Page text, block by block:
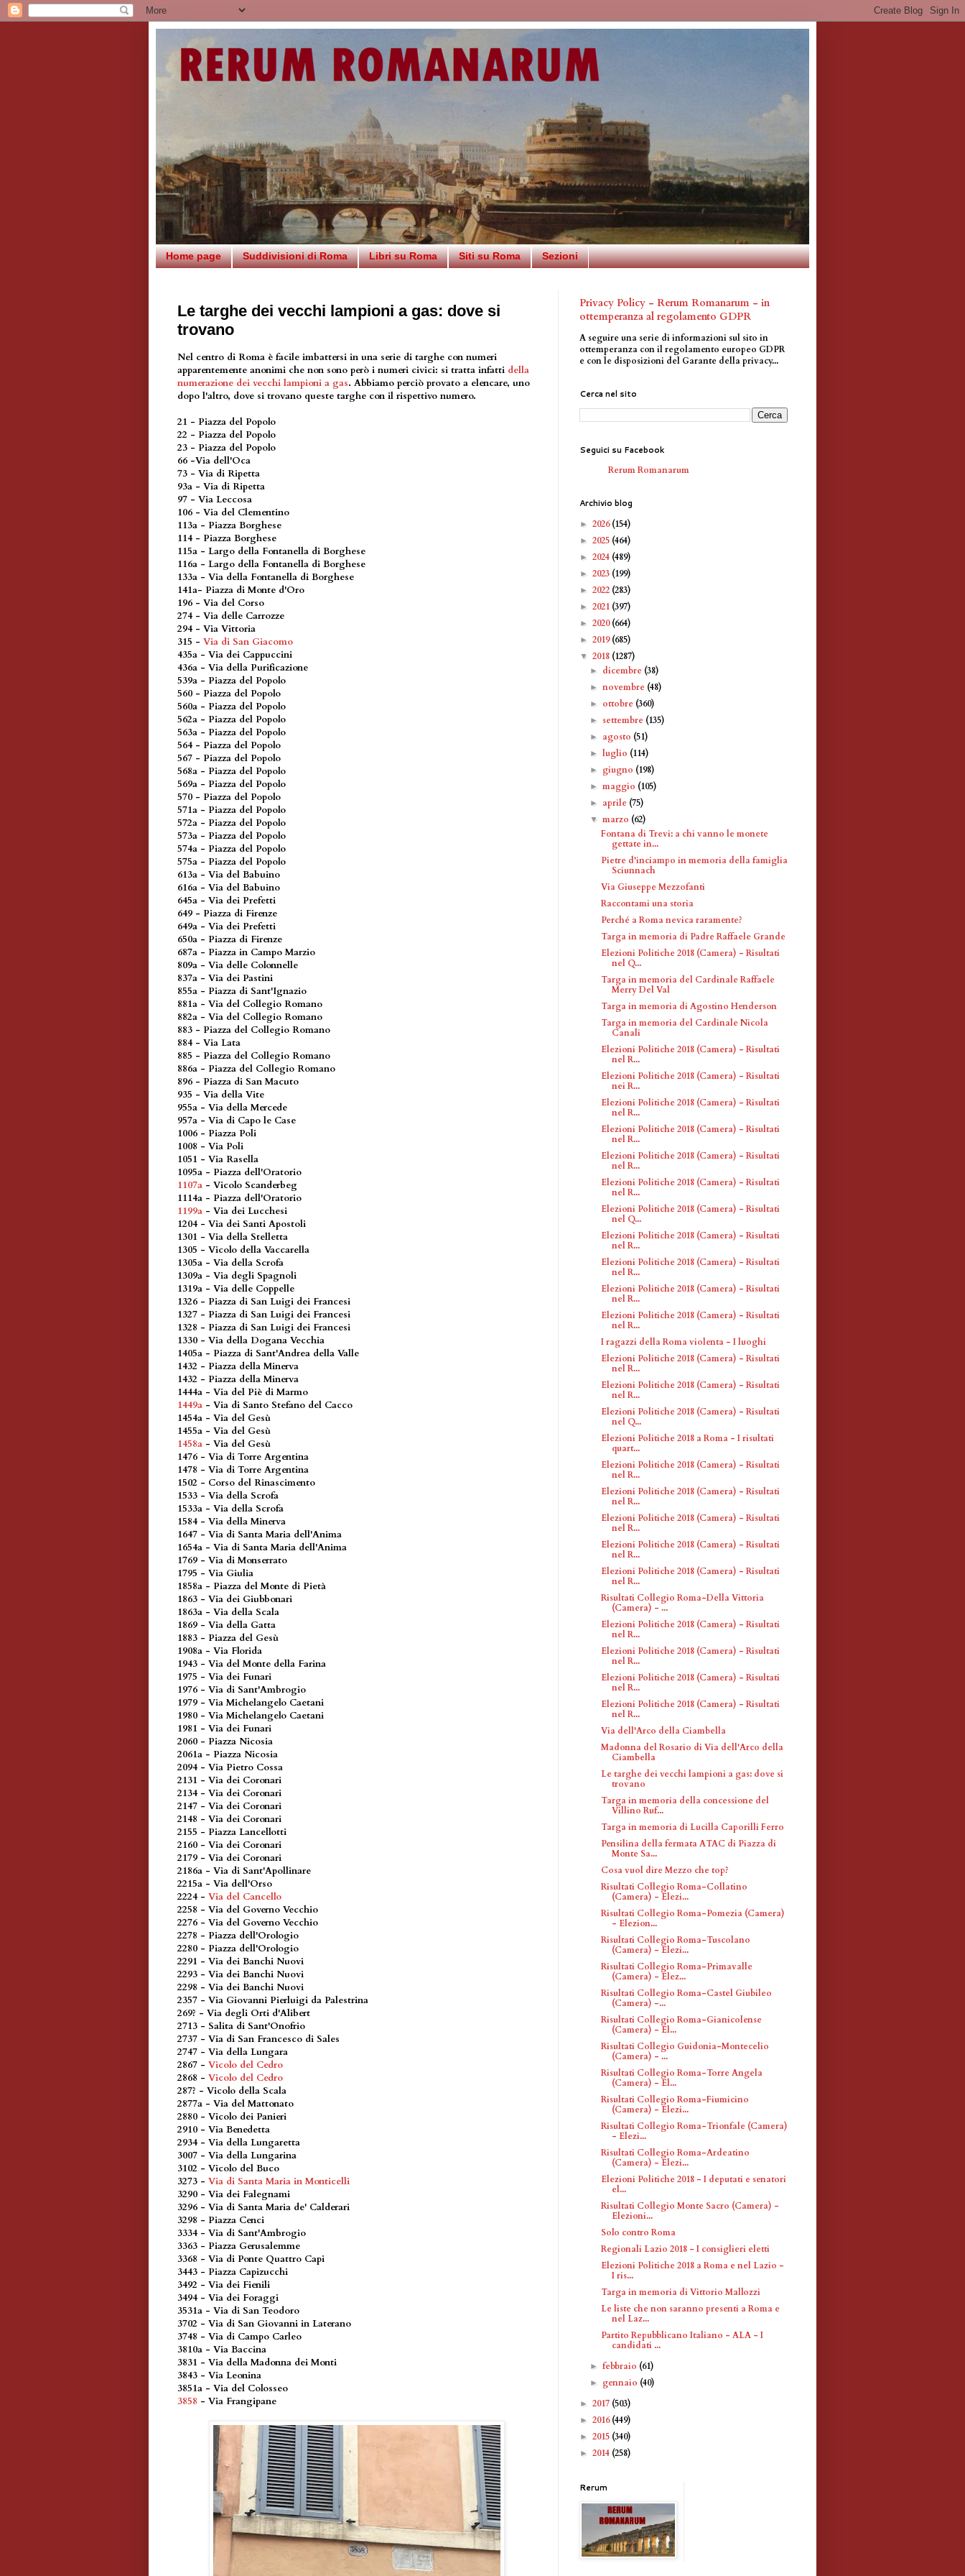
Home page Suddivisioni di Roma Libri su Roma Siti su Roma Sezioni
Le targhe dei vecchi lampioni a gas: dove si
trovano
Nel centro di Roma è facile imbattersi in una serie di targhe con numeri
apparentemente anonimi che non sono però i numeri civici: si tratta infatti della
numerazione dei vecchi lampioni a gas. Abbiamo perciò provato a elencare, uno
dopo l'altro, dove si trovano queste targhe con il rispettivo numero.
21 - Piazza del Popolo
22 - Piazza del Popolo
23 - Piazza del Popolo
66 -Via dell'Oca
73 - Via di Ripetta
93a - Via di Ripetta
97 - Via Leccosa
106 - Via del Clementino
113a - Piazza Borghese
114 - Piazza Borghese
115a - Largo della Fontanella di Borghese
116a - Largo della Fontanella di Borghese
133a - Via della Fontanella di Borghese
141a- Piazza di Monte d'Oro
196 - Via del Corso
274 - Via delle Carrozze
294 - Via Vittoria
315 - Via di San Giacomo
435a - Via dei Cappuccini
436a - Via della Purificazione
539a - Piazza del Popolo
560 - Piazza del Popolo
560a - Piazza del Popolo
562a - Piazza del Popolo
563a - Piazza del Popolo
564 - Piazza del Popolo
567 - Piazza del Popolo
568a - Piazza del Popolo
569a - Piazza del Popolo
570 - Piazza del Popolo
571a - Piazza del Popolo
572a - Piazza del Popolo
573a - Piazza del Popolo
574a - Piazza del Popolo
575a - Piazza del Popolo
613a - Via del Babuino
616a - Via del Babuino
645a - Via dei Prefetti
649 - Piazza di Firenze
649a - Via dei Prefetti
650a - Piazza di Firenze
687a - Piazza in Campo Marzio
809a - Via delle Colonnelle
837a - Via dei Pastini
855a - Piazza di Sant'Ignazio
881a - Via del Collegio Romano
882a - Via del Collegio Romano
883 - Piazza del Collegio Romano
884 - Via Lata
885 - Piazza del Collegio Romano
886a - Piazza del Collegio Romano
896 - Piazza di San Macuto
935 - Via della Vite
955a - Via della Mercede
957a - Via di Capo le Case
1006 - Piazza Poli
1008 - Via Poli
1051 - Via Rasella
1095a - Piazza dell'Oratorio
1107a - Vicolo Scanderbeg
1114a - Piazza dell'Oratorio
1199a - Via dei Lucchesi
1204 - Via dei Santi Apostoli
1301 - Via della Stelletta
1305 - Vicolo della Vaccarella
1305a - Via della Scrofa
1309a - Via degli Spagnoli
1319a - Via delle Coppelle
1326 - Piazza di San Luigi dei Francesi
1327 - Piazza di San Luigi dei Francesi
1328 - Piazza di San Luigi dei Francesi
1330 - Via della Dogana Vecchia
1405a - Piazza di Sant'Andrea della Valle
1432 - Piazza della Minerva
1432 - Piazza della Minerva
1444a - Via del Piè di Marmo
1449a - Via di Santo Stefano del Cacco
1454a - Via del Gesù
1455a - Via del Gesù
1458a - Via del Gesù
1476 - Via di Torre Argentina
1478 - Via di Torre Argentina
1502 - Corso del Rinascimento
1533 - Via della Scrofa
1533a - Via della Scrofa
1584 - Via della Minerva
1647 - Via di Santa Maria dell'Anima
1654a - Via di Santa Maria dell'Anima
1769 - Via di Monserrato
1795 - Via Giulia
1858a - Piazza del Monte di Pietà
1863 - Via dei Giubbonari
1863a - Via della Scala
1869 - Via della Gatta
1883 - Piazza del Gesù
1908a - Via Florida
1943 - Via del Monte della Farina
1975 - Via dei Funari
1976 - Via di Sant'Ambrogio
1979 - Via Michelangelo Caetani
1980 - Via Michelangelo Caetani
1981 - Via dei Funari
2060 - Piazza Nicosia
2061a - Piazza Nicosia
2094 - Via Pietro Cossa
2131 - Via dei Coronari
2134 - Via dei Coronari
2147 - Via dei Coronari
2148 - Via dei Coronari
2155 - Piazza Lancellotti
2160 - Via dei Coronari
2179 - Via dei Coronari
2186a - Via di Sant'Apollinare
2215a - Via dell'Orso
2224 - Via del Cancello
2258 - Via del Governo Vecchio
2276 - Via del Governo Vecchio
2278 - Piazza dell'Orologio
2280 - Piazza dell'Orologio
2291 - Via dei Banchi Nuovi
2293 - Via dei Banchi Nuovi
2298 - Via dei Banchi Nuovi
2357 - Via Giovanni Pierluigi da Palestrina
269? - Via degli Orti d'Alibert
2713 - Salita di Sant'Onofrio
2737 - Via di San Francesco di Sales
2747 - Via della Lungara
2867 - Vicolo del Cedro
2868 - Vicolo del Cedro
287? - Vicolo della Scala
2877a - Via del Mattonato
2880 - Vicolo dei Panieri
2910 - Via Benedetta
2934 - Via della Lungaretta
3007 - Via della Lungarina
3102 - Vicolo del Buco
3273 - Via di Santa Maria in Monticelli
3290 - Via dei Falegnami
3296 - Via di Santa Maria de' Calderari
3298 - Piazza Cenci
3334 - Via di Sant'Ambrogio
3363 - Piazza Gerusalemme
3368 - Via di Ponte Quattro Capi
3443 - Piazza Capizucchi
3492 - Via dei Fienili
3494 - Via dei Foraggi
3531a - Via di San Teodoro
3702 - Via di San Giovanni in Laterano
3748 - Via di Campo Carleo
3810a - Via Baccina
3831 - Via della Madonna dei Monti
3843 - Via Leonina
3851a - Via del Colosseo
3858 - Via Frangipane
Privacy Policy - Rerum Romanarum - in
ottemperanza al regolamento GDPR
A seguire una serie di informazioni sul sito in
ottemperanza con il regolamento europeo GDPR
e con le disposizioni del Garante della privacy...
Cerca nel sito
Seguici su Facebook
Rerum Romanarum
Archivio blog
► 2026(154)
► 2025 (464)
► 2024 (489)
► 2023 (199)
► 2022 (283)
► 2021 (397)
► 2020(664)
► 2019(685)
▼ 2018 (1287)
► dicembre (38)
►novembre (48)
► ottobre (360)
► settembre (135)
► agosto (51)
►luglio (114)
► giugno (198)
►maggio (105)
► aprile (75)
▼marzo (62)
Fontana di Trevi: a chi vanno le monete
gettate in...
Pietre d'inciampo in memoria della famiglia
Sciunnach
Via Giuseppe Mezzofanti
Raccontami una storia
Perché a Roma nevica raramente?
Targa in memoria di Padre Raffaele Grande
Elezioni Politiche 2018 (Camera) - Risultati
nel Q...
Targa in memoria del Cardinale Raffaele
Merry Del Val
Targa in memoria di Agostino Henderson
Targa in memoria del Cardinale Nicola
Canali
Elezioni Politiche 2018 (Camera) - Risultati
nel R...
Elezioni Politiche 2018 (Camera) - Risultati
nei R...
Elezioni Politiche 2018 (Camera) - Risultati
nel R...
Elezioni Politiche 2018 (Camera) - Risultati
nel R...
Elezioni Politiche 2018 (Camera) - Risultati
nel R...
Elezioni Politiche 2018 (Camera) - Risultati
nel R...
Elezioni Politiche 2018 (Camera) - Risultati
nel Q...
Elezioni Politiche 2018 (Camera) - Risultati
nel R...
Elezioni Politiche 2018 (Camera) - Risultati
nel R...
Elezioni Politiche 2018 (Camera) - Risultati
nel R...
Elezioni Politiche 2018 (Camera) - Risultati
nel R...
I ragazzi della Roma violenta - I luoghi
Elezioni Politiche 2018 (Camera) - Risultati
nel R...
Elezioni Politiche 2018 (Camera) - Risultati
nel R...
Elezioni Politiche 2018 (Camera) - Risultati
nel Q...
Elezioni Politiche 2018 a Roma - I risultati
quart...
Elezioni Politiche 2018 (Camera) - Risultati
nel R...
Elezioni Politiche 2018 (Camera) - Risultati
nel R...
Elezioni Politiche 2018 (Camera) - Risultati
nel R...
Elezioni Politiche 2018 (Camera) - Risultati
nel R...
Elezioni Politiche 2018 (Camera) - Risultati
nel R...
Risultati Collegio Roma-Della Vittoria
(Camera) - ...
Elezioni Politiche 2018 (Camera) - Risultati
nel R...
Elezioni Politiche 2018 (Camera) - Risultati
nel R...
Elezioni Politiche 2018 (Camera) - Risultati
nel R...
Elezioni Politiche 2018 (Camera) - Risultati
nel R...
Via dell'Arco della Ciambella
Madonna del Rosario di Via dell'Arco della
Ciambella
Le targhe dei vecchi lampioni a gas: dove si
trovano
Targa in memoria della concessione del
Villino Ruf...
Targa in memoria di Lucilla Caporilli Ferro
Pensilina della fermata ATAC di Piazza di
Monte Sa...
Cosa vuol dire Mezzo che top?
Risultati Collegio Roma-Collatino
(Camera) - Elezi...
Risultati Collegio Roma-Pomezia (Camera)
- Elezion...
Risultati Collegio Roma-Tuscolano
(Camera) - Elezi...
Risultati Collegio Roma-Primavalle
(Camera) - Elez...
Risultati Collegio Roma-Castel Giubileo
(Camera) -...
Risultati Collegio Roma-Gianicolense
(Camera) - El...
Risultati Collegio Guidonia-Montecelio
(Camera) - ...
Risultati Collegio Roma-Torre Angela
(Camera) - El...
Risultati Collegio Roma-Fiumicino
(Camera) - Elezi...
Risultati Collegio Roma-Trionfale (Camera)
- Elezi...
Risultati Collegio Roma-Ardeatino
(Camera) - Elezi...
Elezioni Politiche 2018 - I deputati e senatori
el...
Risultati Collegio Monte Sacro (Camera) -
Elezioni...
Solo contro Roma
Regionali Lazio 2018 - I consiglieri eletti
Elezioni Politiche 2018 a Roma e nel Lazio -
I ris...
Targa in memoria di Vittorio Mallozzi
Le liste che non saranno presenti a Roma e
nel Laz...
Partito Repubblicano Italiano - ALA - I
candidati ...
►febbraio (61)
► gennaio (40)
► 2017 (503)
► 2016(449)
► 2015 (340)
► 2014 (258)
Rerum